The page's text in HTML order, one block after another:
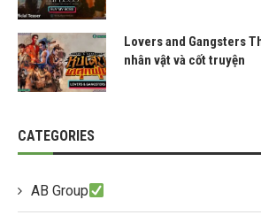
Lovers and Gangsters
nhân vật và cốt truyện
CATEGORIES
AB Group